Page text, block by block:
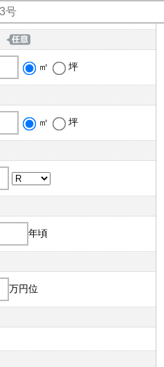
㎡ 坪
㎡ 坪
年頃
万円位